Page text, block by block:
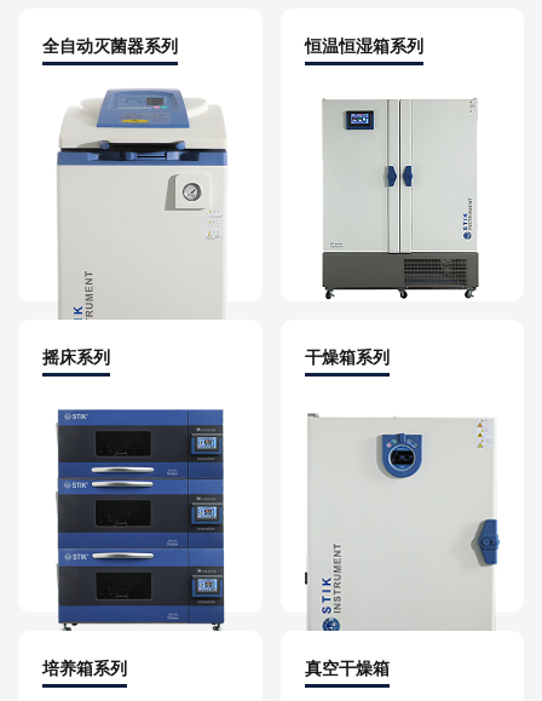
全自动灭菌器系列 恒温恒湿箱系列
摇床系列 干燥箱系列
培养箱系列 真空干燥箱